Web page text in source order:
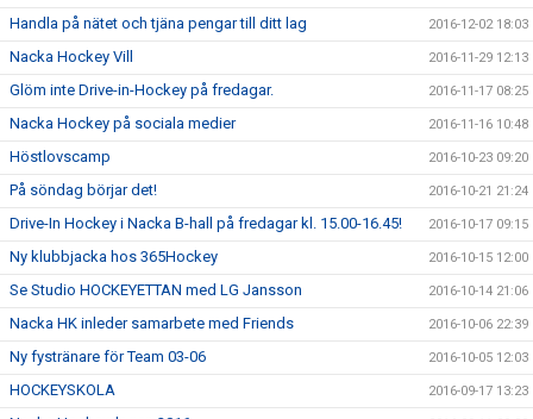
Handla på nätet och tjäna pengar till ditt lag 2016-12-02 18:03
Nacka Hockey Vill 2016-11-29 12:13
Glöm inte Drive-in-Hockey på fredagar. 2016-11-17 08:25
Nacka Hockey på sociala medier 2016-11-16 10:48
Höstlovscamp 2016-10-23 09:20
På söndag börjar det! 2016-10-21 21:24
Drive-In Hockey i Nacka B-hall på fredagar kl. 15.00-16.45! 2016-10-17 09:15
Ny klubbjacka hos 365Hockey 2016-10-15 12:00
Se Studio HOCKEYETTAN med LG Jansson 2016-10-14 21:06
Nacka HK inleder samarbete med Friends 2016-10-06 22:39
Ny fystränare för Team 03-06 2016-10-05 12:03
HOCKEYSKOLA 2016-09-17 13:23